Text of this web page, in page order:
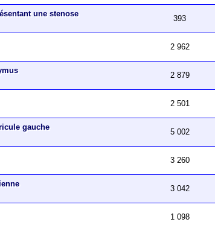
une stenose 393
2 962
2 879
2 501
gauche 5 002
3 260
3 042
1 098